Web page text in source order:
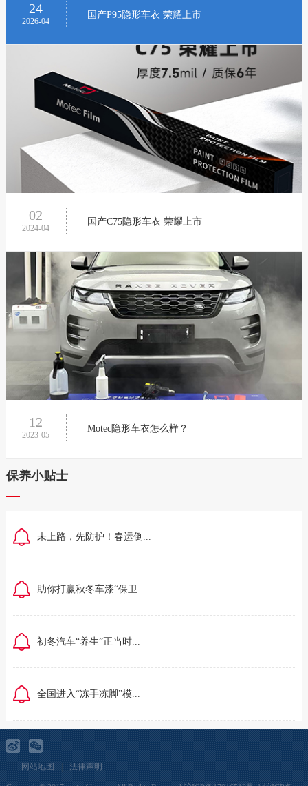
24
2026-04
国产P95隐形车衣 荣耀上市
02
2024-04
国产C75隐形车衣 荣耀上市
12
2023-05
Motec隐形车衣怎么样？
保养小贴士
未上路，先防护！春运倒...
助你打赢秋冬车漆“保卫...
初冬汽车“养生”正当时...
全国进入“冻手冻脚”模...
| 网站地图 | 法律声明